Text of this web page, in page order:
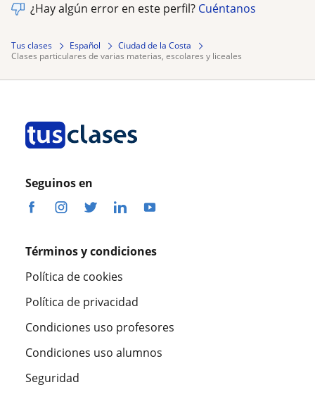
¿Hay algún error en este perfil? Cuéntanos
Tus clases Español
Ciudad de la Costa
clases particulares de varias materias, escolares y liceales
Seguinos en
Términos y condiciones
Política de cookies
Política de privacidad
Condiciones uso profesores
Condiciones uso alumnos
Seguridad